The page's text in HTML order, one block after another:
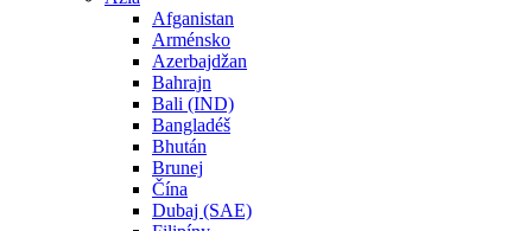
Afganistan
Arménsko
Azerbajdžan
Bahrajn
Bali (IND)
Bangladéš
Bhután
Brunej
Čína
Dubaj (SAE)